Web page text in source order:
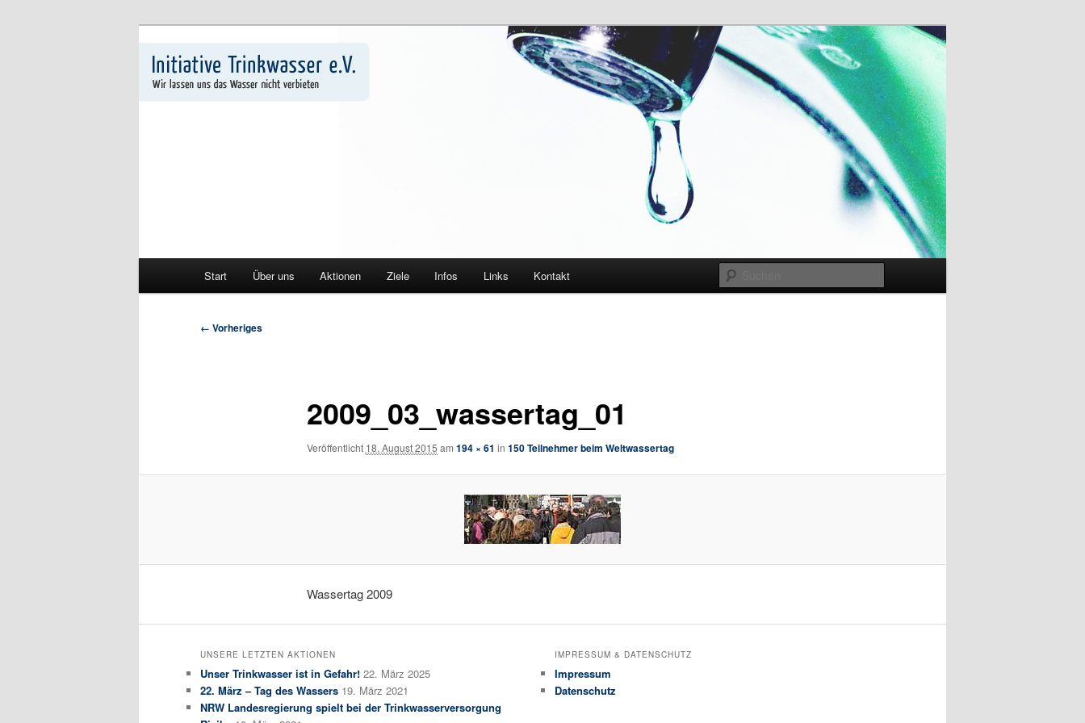
Initiative Trinkwasser e.V.
Start Über uns Aktionen Ziele Infos Links Kontakt
Bilder-
← Vorheriges
2009_03_wassertag_01
Veröffentlicht 18. August 2015 am 194 × 61 in 150 Teilnehmer beim Weltwassertag
Wassertag 2009
UNSERE LETZTEN AKTIONEN
Unser Trinkwasser ist in Gefahr! 22. März 2025
22. März – Tag des Wassers 19. März 2021
NRW Landesregierung spielt bei der Trinkwasserversorgung
IMPRESSUM & DATENSCHUTZ
Impressum
Datenschutz